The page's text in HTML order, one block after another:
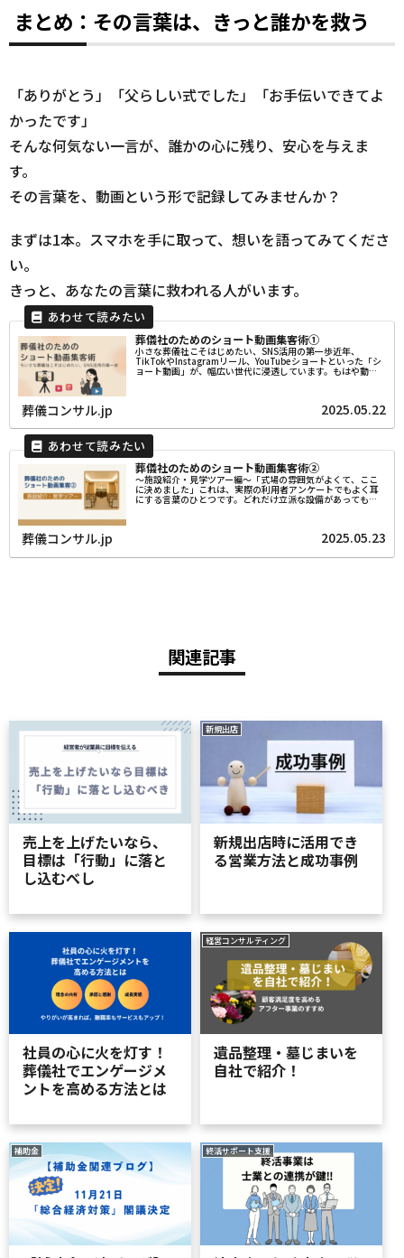
まとめ：その言葉は、きっと誰かを救う
「ありがとう」「父らしい式でした」「お手伝いできてよ
かったです」
そんな何気ない一言が、誰かの心に残り、安心を与えま
す。
その言葉を、動画という形で記録してみませんか？
まずは1本。スマホを手に取って、想いを語ってみてくださ
い。
きっと、あなたの言葉に救われる人がいます。
葬儀社のためのショート動画集客術①
小さな葬儀社こそはじめたい、SNS活用の第一歩近年、
TikTokやInstagramリール、YouTubeショートといった「シ
ョート動画」が、幅広い世代に浸透しています。もはや動画
は若者だけのものではなく、スマホを使うすべての世代が日
葬儀コンサル.jp 2025.05.22
葬儀社のためのショート動画集客術②
～施設紹介・見学ツアー編～「式場の雰囲気がよくて、ここ
に決めました」これは、実際の利用者アンケートでもよく耳
にする言葉のひとつです。どれだけ立派な設備があっても、
葬儀コンサル.jp 2025.05.23
関連記事
売上を上げたいなら、
目標は「行動」に落と
し込むべし
新規出店
新規出店時に活用でき
る営業方法と成功事例
社員の心に火を灯す！
葬儀社でエンゲージメ
ントを高める方法とは
経営コンサルティング
遺品整理・墓じまいを
自社で紹介！
補助金 終活サポート支援